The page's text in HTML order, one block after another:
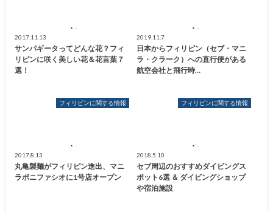
2017.11.13
サンパギータってどんな花？フィ
リピンに咲く美しい花＆花言葉７
選！
2019.11.7
日本からフィリピン（セブ・マニ
ラ・クラーク）への直行便がある
航空会社と飛行時…
フィリピンに関する情報
2017.8.13
丸亀製麺がフィリピン進出、マニ
ラボニファシオに1号店オープン
フィリピンに関する情報
2018.5.10
セブ周辺のおすすめダイビングス
ポット6選 ＆ ダイビングショップ
や宿泊施設